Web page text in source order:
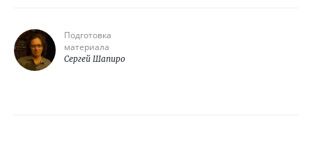
Подготовка
материала
Сергей Шапиро